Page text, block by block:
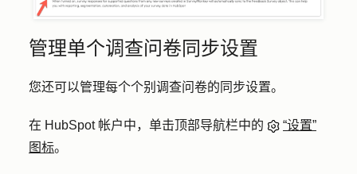
管理单个调查问卷同步设置
您还可以管理每个个别调查问卷的同步设置。
在 HubSpot 帐户中，单击顶部导航栏中的
“设置”
图标。